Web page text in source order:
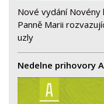
Nové vydání Novény
Panně Marii
uzly
Nedelne prihovory A